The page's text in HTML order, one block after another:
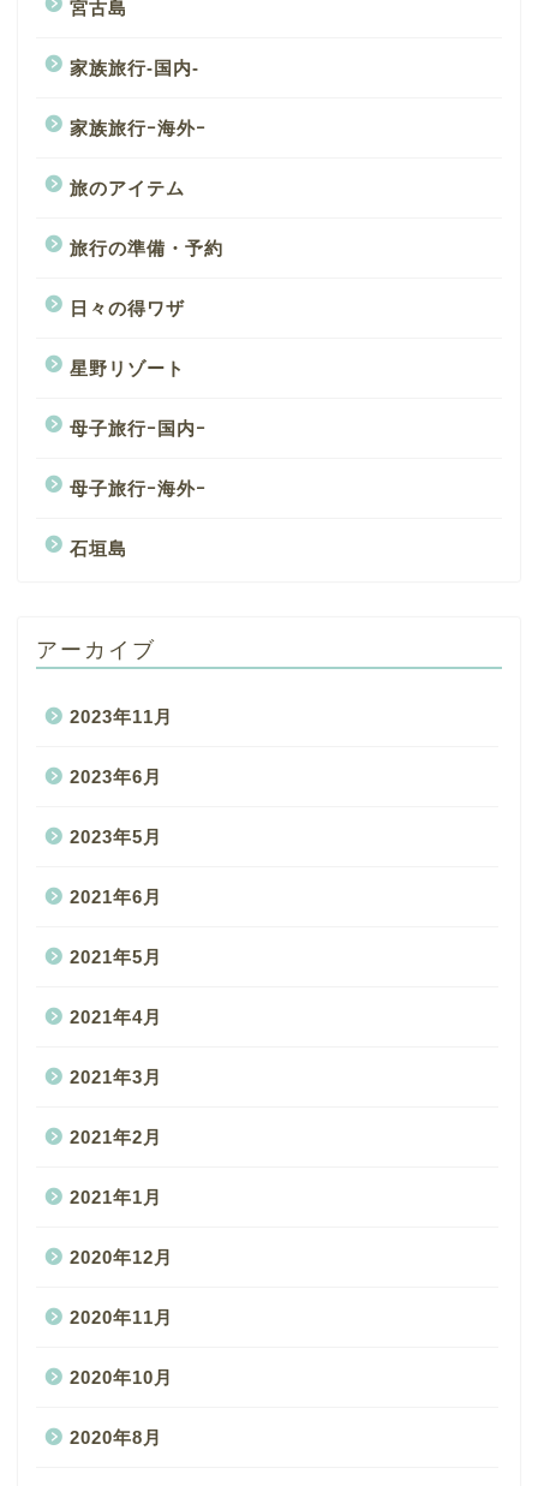
宮古島
家族旅行-国内-
家族旅行ｰ海外ｰ
旅のアイテム
旅行の準備・予約
日々の得ワザ
星野リゾート
母子旅行ｰ国内ｰ
母子旅行ｰ海外ｰ
石垣島
アーカイブ
2023年11月
2023年6月
2023年5月
2021年6月
2021年5月
2021年4月
2021年3月
2021年2月
2021年1月
2020年12月
2020年11月
2020年10月
2020年8月